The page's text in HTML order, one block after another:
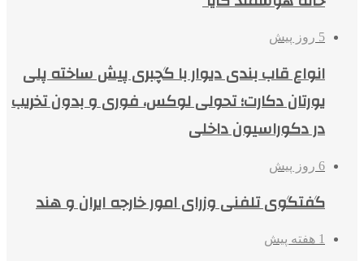
5 روز پیش
انواع قاب بندی دیوار با گچبری پیش ساخته پلی
یورتان دکارت؛ تحولی لوکس، فوری و بدون تخریب
در دکوراسیون داخلی
6 روز پیش
گفتگوی تلفنی وزرای امور خارجه ایران و هند
1 هفته پیش